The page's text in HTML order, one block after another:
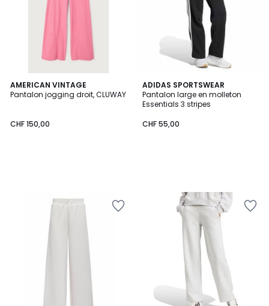
AMERICAN VINTAGE
Pantalon jogging droit, CLUWAY
CHF 150,00
ADIDAS SPORTSWEAR
Pantalon large en molleton
Essentials 3 stripes
CHF 55,00